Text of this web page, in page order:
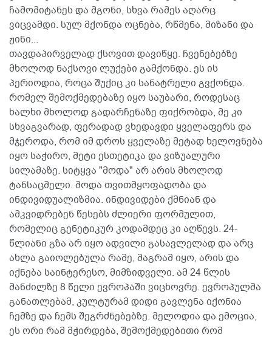
ჩამომიტანეს და მგონი, სხვა რამეს აღარც
ვიცვამდი. სულ მქონდა ოცნება, რწმენა, მიზანი და
ჟინი...
თავდაპირველად ქსოვით დავიწყე. ჩვენებებზე
მხოლოდ ნაქსოვი ლუქები გამქონდა. ეს ის
პერიოდია, როცა შუქიც კი სანატრელი გვქონდა.
რომელ შემოქმედებაზე იყო საუბარი, როდესაც
ხალხი მხოლოდ გადარჩენაზე ფიქრობდა, მე კი
სხვაგვარად, ფერადად ვხედავდი ყველაფერს და
მჯეროდა, რომ იმ დროს ყველაზე მეტად ხელოვნება
იყო საჭირო, მეტი ესთეტიკა და ვიზუალური
სილამაზე. სიტყვა "მოდა" არ არის მხოლოდ
ტანსაცმელი. მოდა თვითმყოფადობა და
ინდივიდუალიზმია. ინდივიდები ქმნიან და
ამკვიდრებენ წესებს ძლიერი ფორმულით,
რომელიც გენეტიკურ კოდამდეც კი აღწევს. 24-
წლიანი გზა არ იყო ადვილი გასავლელად და არც
ახლა გაიოლებულა რამე, მაგრამ იყო, არის და
იქნება საინტერესო, მიმზიდველი. ამ 24 წლის
მანძილზე 8 წელი ევროპაში ვიცხოვრე. ევროპულმა
განათლებამ, კულტურამ დიდი გავლენა იქონია
ჩემზე და ჩემს შეგრძნებებზე. მელოდია და ემოცია,
ეს ორი რამ მჭირდება, შემოქმედებითი რომ